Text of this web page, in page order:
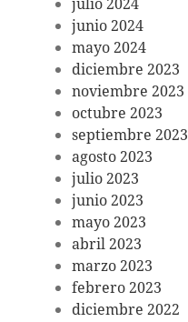
junio 2024
mayo 2024
diciembre 2023
noviembre 2023
octubre 2023
septiembre 2023
agosto 2023
julio 2023
junio 2023
mayo 2023
abril 2023
marzo 2023
febrero 2023
diciembre 2022